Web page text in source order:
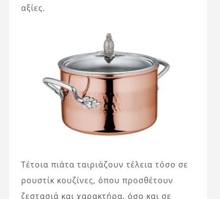
αξίες.
Τέτοια πιάτα ταιριάζουν τέλεια τόσο σε
ρουστίκ κουζίνες, όπου προσθέτουν
ζεστασιά και χαρακτήρα, όσο και σε